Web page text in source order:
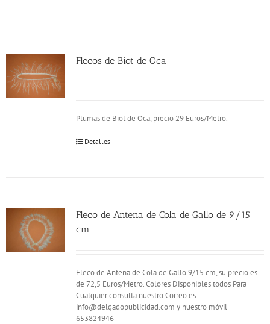
Flecos de Biot de Oca
Plumas de Biot de Oca, precio 29 Euros/Metro.
Detalles
Fleco de Antena de Cola de Gallo de 9/15
cm
Fleco de Antena de Cola de Gallo 9/15 cm, su precio es
de 72,5 Euros/Metro. Colores Disponibles todos Para
Cualquier consulta nuestro Correo es
info@delgadopublicidad.com y nuestro móvil
653824946